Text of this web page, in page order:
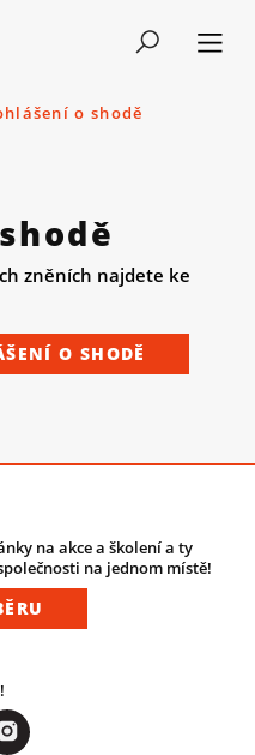
o shodě
zněních najdete ke
O SHODĚ
na akce a školení a ty
na jednom místě!